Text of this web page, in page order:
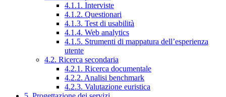
4.1.1. Interviste
4.1.2. Questionari
4.1.3. Test di usabilità
4.1.4. Web analytics
4.1.5. Strumenti di mappatura dell’esperienza
utente
4.2. Ricerca secondaria
4.2.1. Ricerca documentale
4.2.2. Analisi benchmark
4.2.3. Valutazione euristica